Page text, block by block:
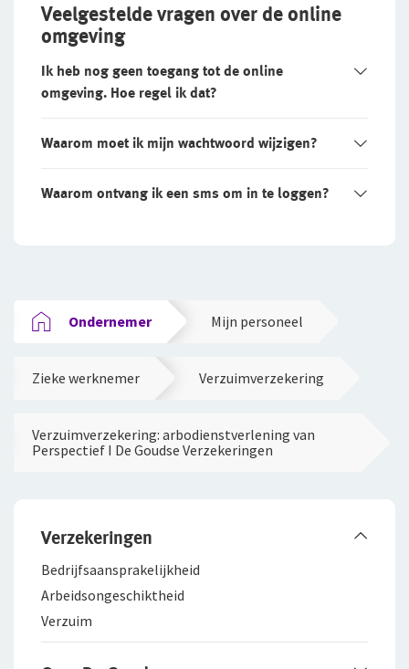
Veelgestelde vragen over de online
omgeving
Ik heb nog geen toegang tot de online
omgeving. Hoe regel ik dat?
Waarom moet ik mijn wachtwoord wijzigen?
Waarom ontvang ik een sms om in te loggen?
Ondernemer Mijn personeel
Zieke werknemer Verzuimverzekering
Verzuimverzekering: arbodienstverlening van
Perspectief I De Goudse Verzekeringen
Verzekeringen
Bedrijfsaanspra­kelijkheid
Arbeidsongeschiktheid
Verzuim